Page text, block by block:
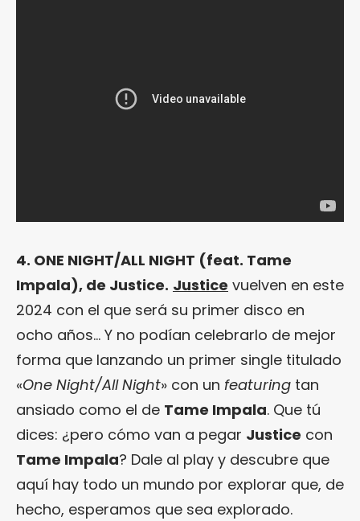
4. ONE NIGHT/ALL NIGHT (feat. Tame
Impala), de Justice. Justice vuelven en este
2024 con el que será su primer disco en
ocho años… Y no podían celebrarlo de mejor
forma que lanzando un primer single titulado
«One Night/All Night» con un featuring tan
ansiado como el de Tame Impala. Que tú
dices: ¿pero cómo van a pegar Justice con
Tame Impala? Dale al play y descubre que
aquí hay todo un mundo por explorar que, de
hecho, esperamos que sea explorado.